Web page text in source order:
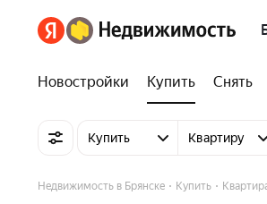
Новостройки Купить Снять
Купить Квартиру
Недвижимость в Брянске Купить